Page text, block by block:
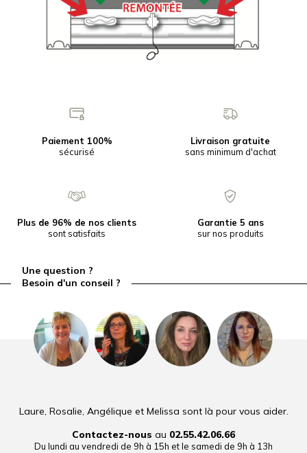
Paiement 100%
sécurisé
Livraison gratuite
sans minimum d'achat
Plus de 96% de nos clients
sont satisfaits
Garantie 5 ans
sur nos produits
Une question ?
Besoin d'un conseil ?
Laure, Rosalie, Angélique et Melissa sont là pour vous aider.
Contactez-nous au 02.55.42.06.66
Du lundi au vendredi de 9h à 15h et le samedi de 9h à 13h